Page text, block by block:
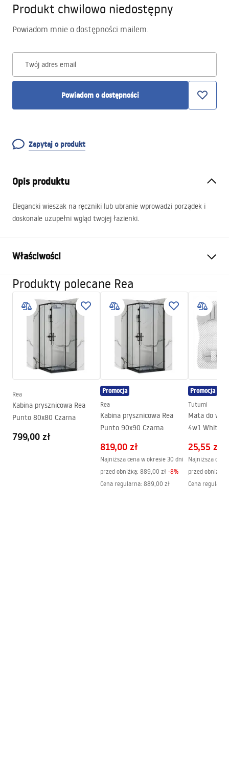
Produkt chwilowo niedostępny
Powiadom mnie o dostępności mailem.
Twój adres email
Powiadom o dostępności
Zapytaj o produkt
Opis produktu
Elegancki wieszak na ręczniki lub ubranie wprowadzi porządek i
doskonale uzupełni wgląd twojej łazienki.
Właściwości
Kolor:
Czarny
Materiał:
Metal
Sposób montażu:
Przykręcany
Szerokość (mm):
mm
Wysokość (mm):
42
mm
Głębokość (mm):
60mm
Seria:
Hill
Gwarancja
24 miesiące
Produkty polecane Rea
Rea
Kabina prysznicowa Rea
Punto 80x80 Czarna
799,00 zł
Promocja
Rea
Kabina prysznicowa Rea
Punto 90x90 Czarna
819,00 zł
Najniższa cena w okresie 30 dni
przed obniżką: 889,00 zł -8%
Cena regularna: 889,00 zł
Promocja
Tutumi
Mata do
4w1 White/
25,55 zł
Najniższa
przed obniżką:
Cena regularna